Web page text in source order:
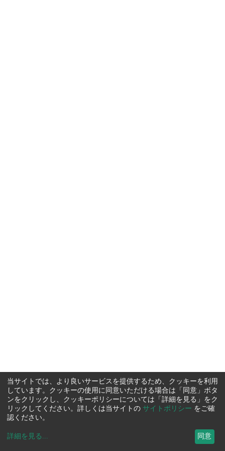
当サイトでは、より良いサービスを提供するため、クッキーを利用
しています。クッキーの使用に同意いただける場合は「同意」ボタ
ンをクリックし、クッキーポリシーについては「詳細を見る」をク
リックしてください。詳しくは当サイトの サイトポリシー をご確
認ください。
詳細を見る ... 同意